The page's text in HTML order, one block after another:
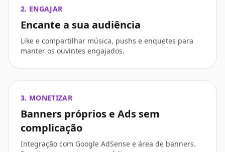
2. ENGAJAR
Encante a sua audiência
Like e compartilhar música, pushs e enquetes para
manter os ouvintes engajados.
3. MONETIZAR
Banners próprios e Ads sem
complicação
Integração com Google AdSense e área de banners.